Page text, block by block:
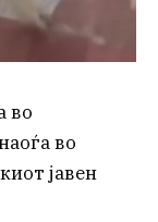
во
во
јавен